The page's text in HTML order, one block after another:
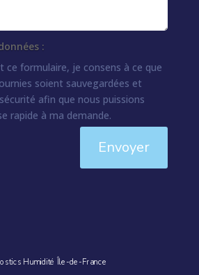
:
ce formulaire, je consens à ce que
soient sauvegardées et
afin que nous puissions
rapide à ma demande.
Envoyer
Humidité Île-de-France